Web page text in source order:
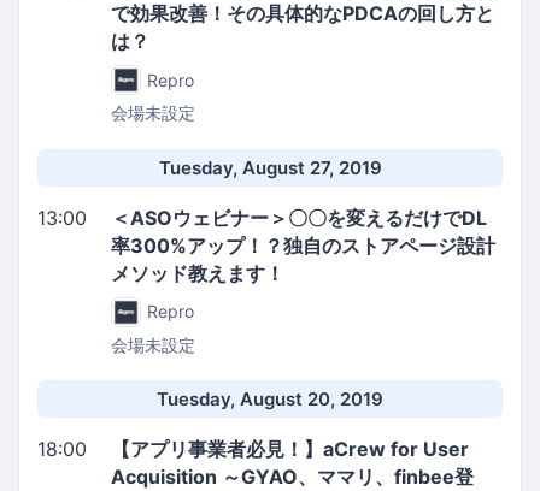
で効果改善！その具体的なPDCAの回し方と
は？
Repro
会場未設定
Tuesday, August 27, 2019
13:00
＜ASOウェビナー＞〇〇を変えるだけでDL
率300%アップ！？独自のストアページ設計
メソッド教えます！
Repro
会場未設定
Tuesday, August 20, 2019
18:00
【アプリ事業者必見！】aCrew for User
Acquisition ～GYAO、ママリ、finbee登